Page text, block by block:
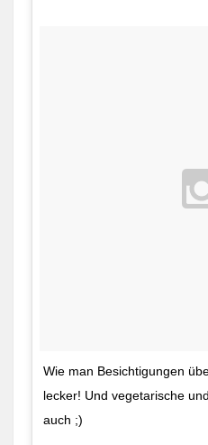
Wie man Besichtigungen
lecker! Und vegetarische
auch ;)